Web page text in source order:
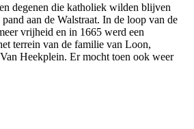
degenen die katholiek wilden blijven
aan de Walstraat. In de loop van de
vrijheid en in 1665 werd een
terrein van de familie van Loon,
Heekplein. Er mocht toen ook weer